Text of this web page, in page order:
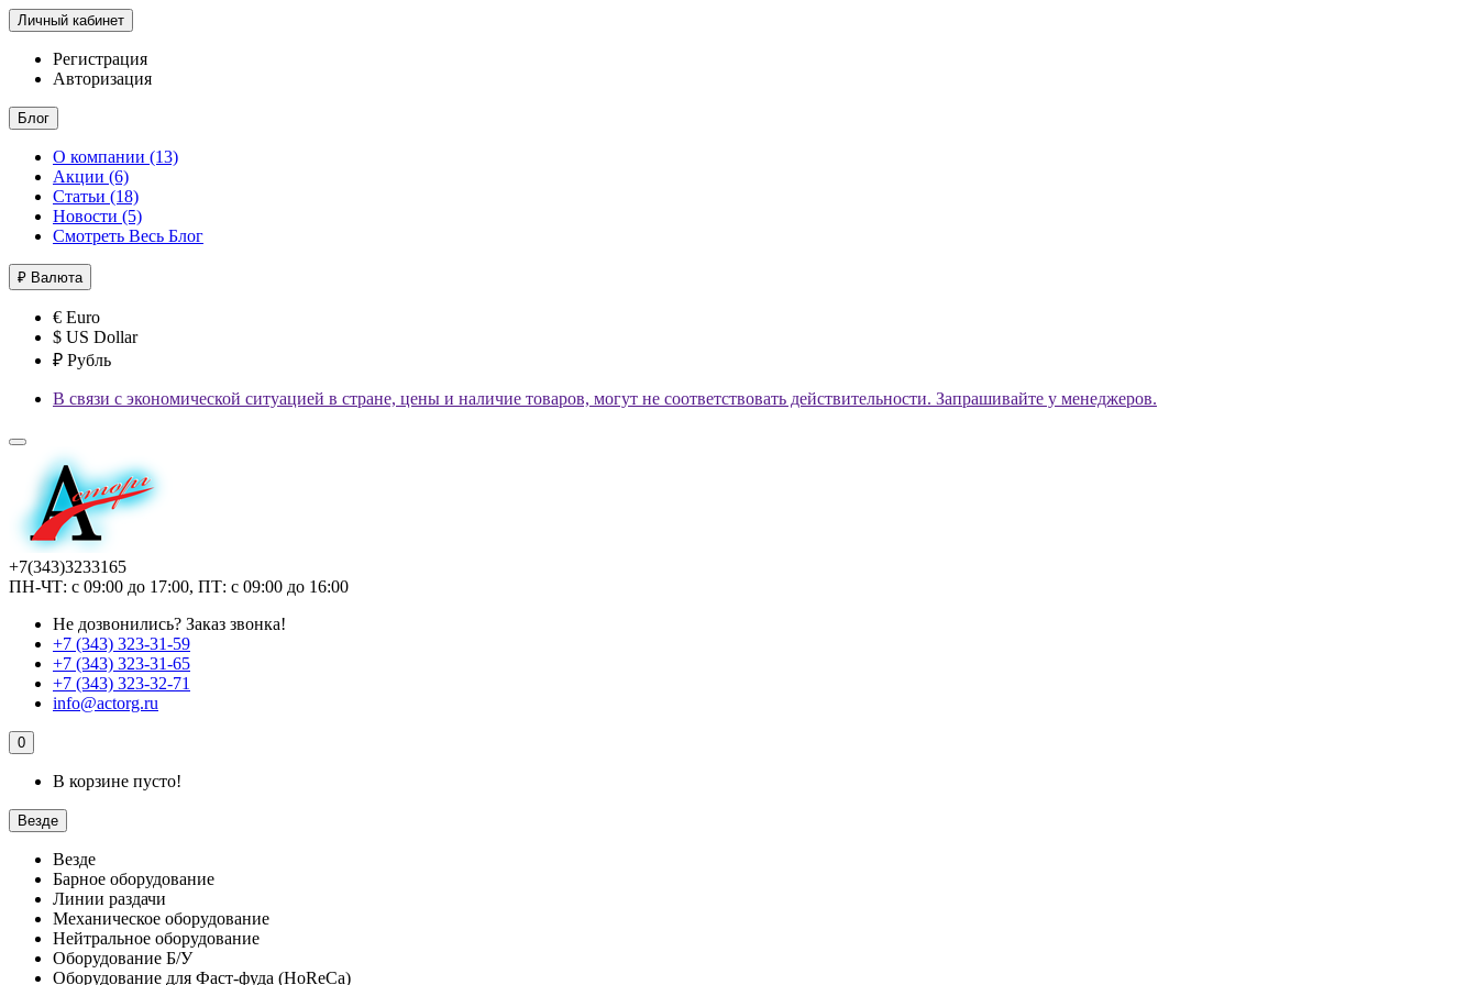
Личный кабинет
Регистрация
Авторизация
Блог
О компании (13)
Акции (6)
Статьи (18)
Новости (5)
Смотреть Весь Блог
₽ Валюта
€ Euro
$ US Dollar
₽ Рубль
В связи с экономической ситуацией в стране, цены и наличие товаров, могут не соответствовать действительности. Запрашивайте у менеджеров.
+7(343)3233165
ПН-ЧТ: с 09:00 до 17:00, ПТ: с 09:00 до 16:00
Не дозвонились? Заказ звонка!
+7 (343) 323-31-59
+7 (343) 323-31-65
+7 (343) 323-32-71
info@actorg.ru
0
В корзине пусто!
Везде
Везде
Барное оборудование
Линии раздачи
Механическое оборудование
Нейтральное оборудование
Оборудование Б/У
Оборудование для Фаст-фуда (HoReCa)